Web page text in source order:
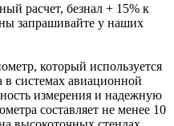
расчет, безнал + 15% к
запрашивайте у наших
который используется
в системах авиационной
измерения и надежную
составляет не менее 10